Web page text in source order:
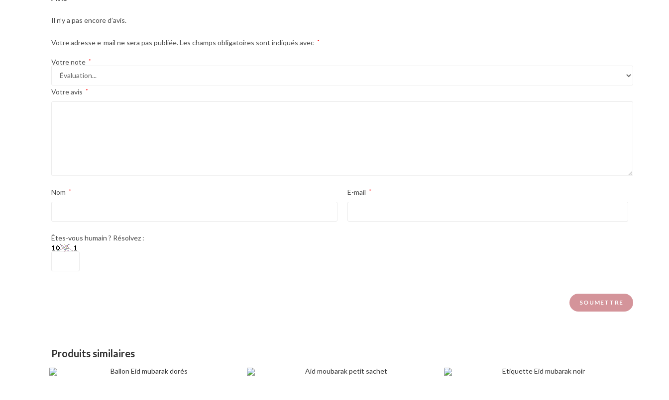
Il n’y a pas encore d’avis.
Votre adresse e-mail ne sera pas publiée.Les champs obligatoires sont indiqués avec *
Votre note *
Votre avis *
Nom * E-mail *
Êtes-vous humain ? Résolvez :
Produits similaires